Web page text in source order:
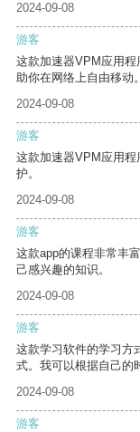
2024-09-08
游客
这款加速器VPM应用
助你在网络上自由移动。
2024-09-08
游客
这款加速器VPM应用
护。
2024-09-08
游客
这款app的课程非常丰
己感兴趣的知识。
2024-09-08
游客
这款学习软件的学习方
式。我可以根据自己的
2024-09-08
游客